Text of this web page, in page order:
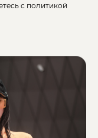
с политикой